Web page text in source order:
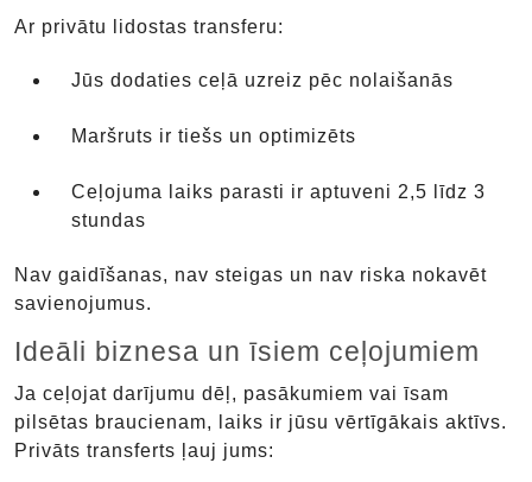
Ar privātu lidostas transferu:
Jūs dodaties ceļā uzreiz pēc nolaišanās
Maršruts ir tiešs un optimizēts
Ceļojuma laiks parasti ir aptuveni 2,5 līdz 3
stundas
Nav gaidīšanas, nav steigas un nav riska nokavēt
savienojumus.
Ideāli biznesa un īsiem ceļojumiem
Ja ceļojat darījumu dēļ, pasākumiem vai īsam
pilsētas braucienam, laiks ir jūsu vērtīgākais aktīvs.
Privāts transferts ļauj jums: